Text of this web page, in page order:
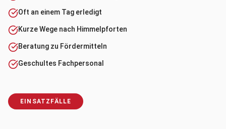
Oft an einem Tag erledigt
Kurze Wege nach Himmelpforten
Beratung zu Fördermitteln
Geschultes Fachpersonal
EINSATZFÄLLE